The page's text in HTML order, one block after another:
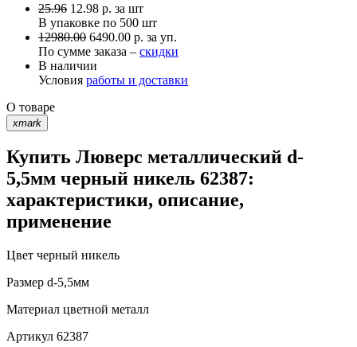
25.96 12.98 р. за шт
В упаковке по 500 шт
12980.00 6490.00 р. за уп.
По сумме заказа – скидки
В наличии
Условия работы и доставки
О товаре
xmark
Купить Люверс металлический d-
5,5мм черный никель 62387:
характеристики, описание,
применение
Цвет черный никель
Размер d-5,5мм
Материал цветной металл
Артикул 62387